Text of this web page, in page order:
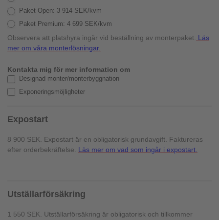
Paket Open: 3 914 SEK/kvm
Paket Premium: 4 699 SEK/kvm
Observera att platshyra ingår vid beställning av monterpaket. Läs
mer om våra monterlösningar.
Kontakta mig för mer information om
Designad monter/monterbyggnation
Exponeringsmöjligheter
Expostart
8 900 SEK. Expostart är en obligatorisk grundavgift. Faktureras
efter orderbekräftelse. Läs mer om vad som ingår i expostart.
Utställarförsäkring
1 550 SEK. Utställarförsäkring är obligatorisk och tillkommer